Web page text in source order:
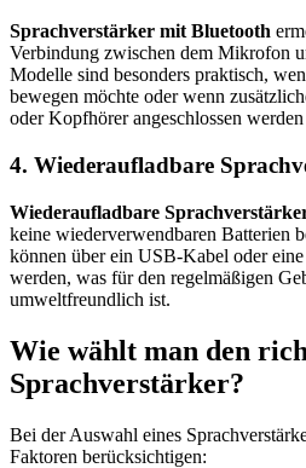
Sprachverstärker mit Bluetooth
Verbindung zwischen dem Mikrofon
Modelle sind besonders praktisch,
bewegen möchte oder wenn
oder Kopfhörer angeschlossen
4. Wiederaufladbare
Wiederaufladbare
keine wiederverwendbaren Batterien
können über ein USB-Kabel oder
werden, was für den regelmäßigen
umweltfreundlich ist.
Wie wählt man den
Sprachverstärker?
Bei der Auswahl eines
Faktoren berücksichtigen: